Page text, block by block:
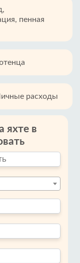
пенная
расходы
яхте в